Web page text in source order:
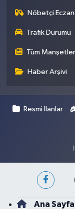
Nöbetçi
Trafik Durumu
Tüm Manşetler
Haber Arşivi
Resmi İlanlar
Ana Sayfa